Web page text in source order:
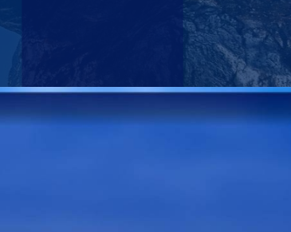
eura
broj djece, te najavio cjelovitu obnovu glavnog osječkog Trga Ante Starčevića